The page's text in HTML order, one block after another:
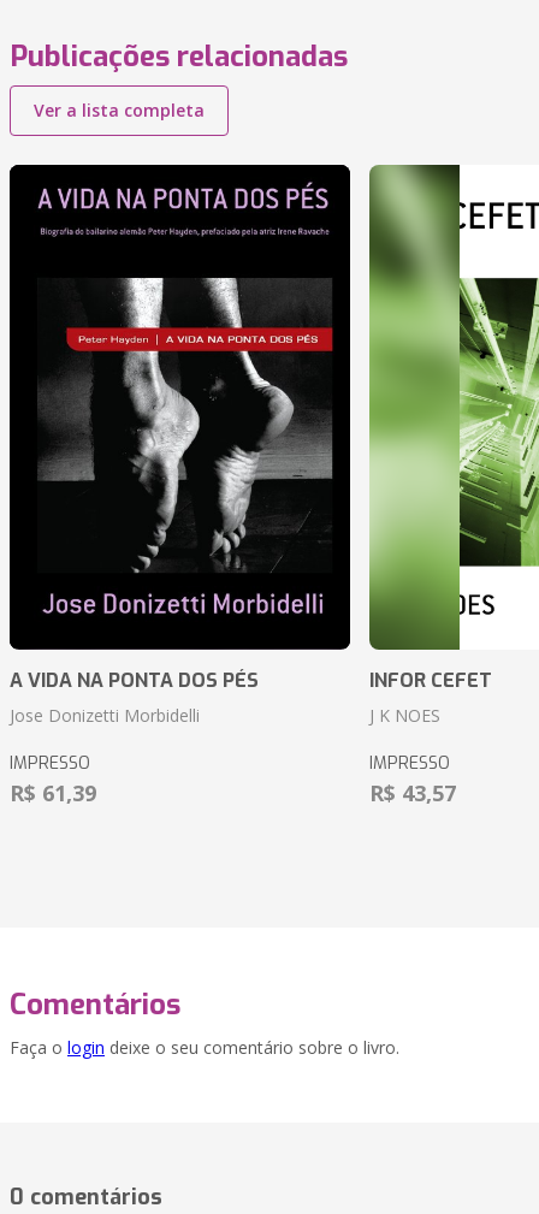
Publicações relacionadas
Ver a lista completa
A VIDA NA PONTA DOS PÉS
Jose Donizetti Morbidelli
IMPRESSO
R$ 61,39
INFOR CEFET
J K NOES
IMPRESSO
R$ 43,57
Comentários
Faça o login deixe o seu comentário sobre o livro.
0 comentários